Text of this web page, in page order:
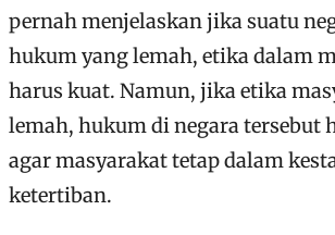
pernah menjelaskan jika suatu
hukum yang lemah, etika dalam
harus kuat. Namun, jika etika
lemah, hukum di negara tersebut
agar masyarakat tetap dalam
ketertiban.